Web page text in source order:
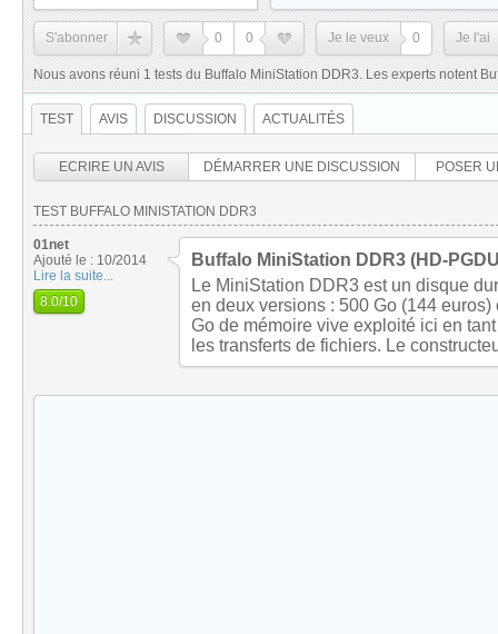
S'abonner 0 0 Je le veux 0 Je l'ai
Nous avons réuni 1 tests du Buffalo MiniStation DDR3. Les experts notent
TEST AVIS DISCUSSION ACTUALITÉS
ECRIRE UN AVIS DÉMARRER UNE DISCUSSION POSER
TEST BUFFALO MINISTATION DDR3
01net
Ajouté le : 10/2014
Lire la suite...
8.0/10
Buffalo MiniStation DDR3 (HD-
Le MiniStation DDR3 est un disque
en deux versions : 500 Go (144
Go de mémoire vive exploité ici en
les transferts de fichiers. Le